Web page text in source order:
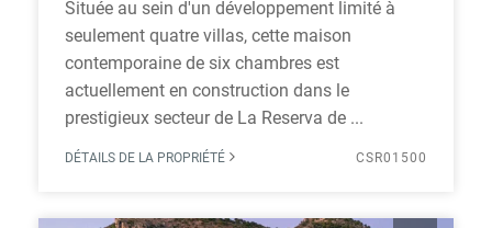
Située au sein d'un développement limité à
seulement quatre villas, cette maison
contemporaine de six chambres est
actuellement en construction dans le
prestigieux secteur de La Reserva de ...
DÉTAILS DE LA PROPRIÉTÉ CSR01500